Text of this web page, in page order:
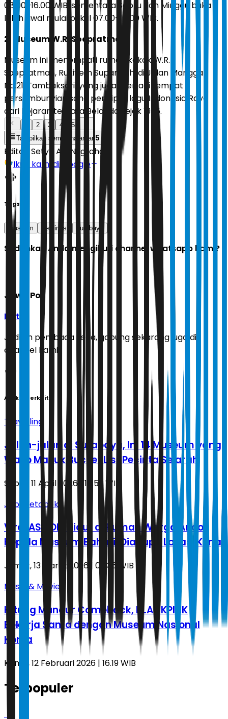
08.00–16.00 WIB, sementara Sabtu dan Minggu buka
lebih awal mulai pukul 07.00–16.00 WIB.
2. Museum W.R. Soepratman
Museum ini menempati rumah kakak W.R.
Soepratman, Rukiyem Supartijah, di Jalan Mangga
No.21, Tambaksari, yang juga menjadi tempat
persembunyian sang pencipta lagu Indonesia Raya
dari kejaran tentara Belanda sejak 1936.
2 3 4
5
Tampilkan semua halaman 5
Editor: Setyo Adi Nugroho
Ikuti kami di Google
Tags
museum destinasi surabaya
Sudahkah Anda mengikuti channel whatsapp kami?
Jawa Pos
Ikuti
Jadilah pembaca setia, gabung sekarang juga di
channel kami!
Artikel Terkait
Travelling
Jalan-jalan di Surabaya, Ini 14 Museum yang
Wajib Masuk Bucket List Pecinta Sejarah
Sabtu, 11 April 2026 | 18.52 WIB
Jabodetabek
Viral ASN DKI Tidur di Rumah Warga Ancol,
Kepala Museum Bahari: Dia Lupa Lokasi Kerja
Jumat, 13 Maret 2026 | 00.36 WIB
Music & Movie
Hitung Mundur Comeback, BLACKPINK
Bekerja Sama dengan Museum Nasional
Korea
Kamis, 12 Februari 2026 | 16.19 WIB
Terpopuler
1